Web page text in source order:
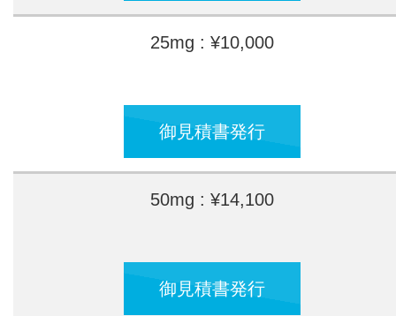
25mg : ¥10,000
御見積書発行
50mg : ¥14,100
御見積書発行